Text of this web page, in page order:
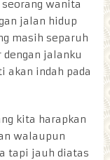
wanita
jalan hidup
masih separuh
jalanku
akan indah pada
kita harapkan
walaupun
tapi jauh diatas